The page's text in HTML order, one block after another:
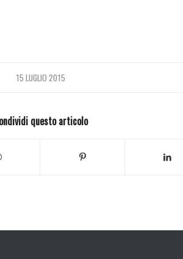
15 LUGLIO 2015
questo articolo